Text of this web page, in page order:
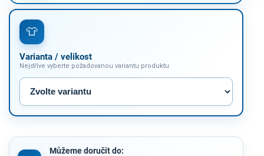
Varianta / velikost
Nejdříve vyberte požadovanou variantu produktu
Můžeme doručit do: